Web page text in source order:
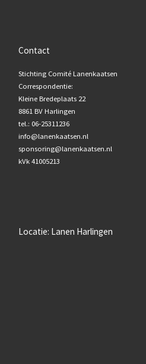
Contact
Stichting Comité Lanenkaatsen
Correspondentie:
Kleine Bredeplaats 22
8861 BV Harlingen
tel.: 06-25311236
info@lanenkaatsen.nl
sponsoring@lanenkaatsen.nl
kVk 41005213
Locatie: Lanen Harlingen